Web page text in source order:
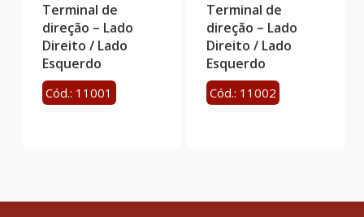
Terminal de
direção – Lado
Direito / Lado
Esquerdo
Cód.: 11001
Terminal de
direção – Lado
Direito / Lado
Esquerdo
Cód.: 11002